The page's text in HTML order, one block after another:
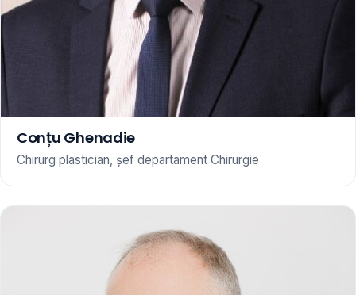
Conțu Ghenadie
Chirurg plastician, șef departament Chirurgie